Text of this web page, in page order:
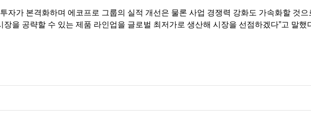
자가 본격화하며 에코프로 그룹의 실적 개선은 물론 사업 경쟁력 강화도 가속화할 것으
을 공략할 수 있는 제품 라인업을 글로벌 최저가로 생산해 시장을 선점하겠다”고 말했